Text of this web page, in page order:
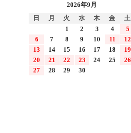
2026年9月
日
月 火 水 木 金
土
1
2 3 4
5
6
7 8 9 10 11
12
13
14 15 16 17 18
19
20
21 22 23 24 25
26
27
28 29 30